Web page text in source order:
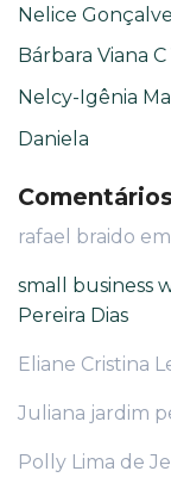
Nelice
Bárbara Viana
Nelcy-Igênia
Daniela
rafael braido em
small business
Pereira Dias
Eliane Cristina
Juliana jardim
Polly Lima de